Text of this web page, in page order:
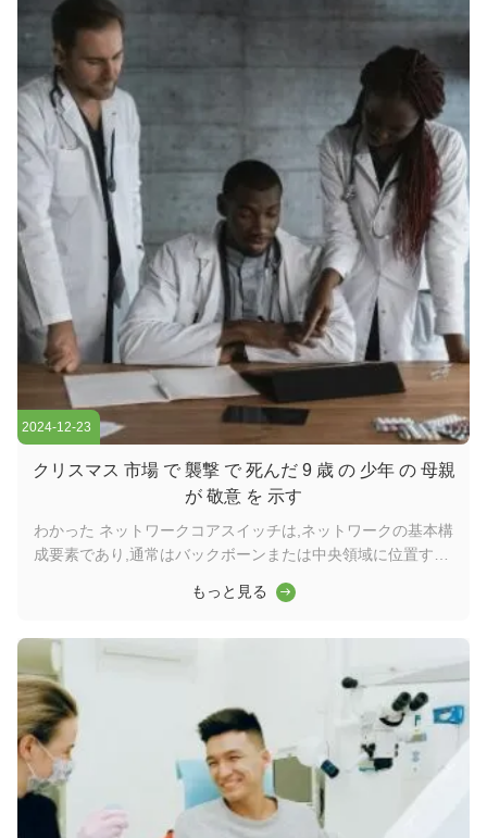
ーネットサービスプロバイダー (ISP) との接続を容易にする.
そして他のスイッチの合計効率的に転送されるトラフィックを
処理するには,コアレイヤスイッチは大きなパワーと容量を持
つ必要があります. そのため,迅速で完全な管理スイッチである
2024-12-23
クリスマス 市場 で 襲撃 で 死んだ 9 歳 の 少年 の 母親
が 敬意 を 示す
わかった ネットワークコアスイッチは,ネットワークの基本構
成要素であり,通常はバックボーンまたは中央領域に位置する.
保する上で重要な役割を果たしますワイダーコアスイッチは,
ゲートウェイとして機能し,ルーターを通じてサーバー,インタ
ーネットサービスプロバイダー (ISP) との接続を容易にする.
そして他のスイッチの合計効率的に転送されるトラフィックを
処理するには,コアレイヤスイッチは大きなパワーと容量を持
つ必要があります. そのため,迅速で完全な管理スイッチである
ことが重要です. ...
もっと見る